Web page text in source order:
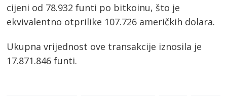
cijeni od 78.932 funti po bitkoinu, što je
ekvivalentno otprilike 107.726 američkih dolara.
Ukupna vrijednost ove transakcije iznosila je
17.871.846 funti.